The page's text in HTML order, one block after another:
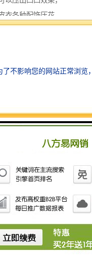
衣各种配饰压花，
注意的事项就是：
流调节这四种，不
段来做，这样可以
增长，为企业创造